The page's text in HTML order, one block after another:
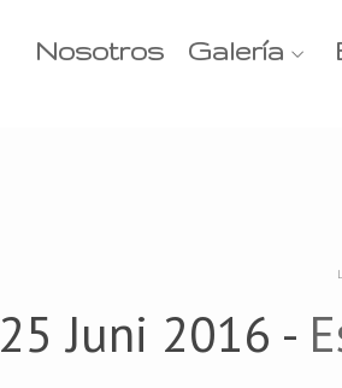
Nosotros Galería
25 Juni 2016 -